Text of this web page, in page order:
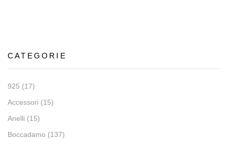
CATEGORIE
925 (17)
Accessori (15)
Anelli (15)
Boccadamo (137)